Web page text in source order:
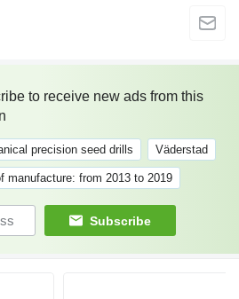
to receive new ads from this
precision seed drills Väderstad
manufacture: from 2013 to 2019
Subscribe